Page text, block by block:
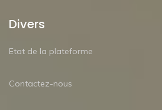
Divers
Etat de la plateforme
Contactez-nous